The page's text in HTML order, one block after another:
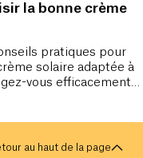
la bonne crème
pratiques pour
solaire adaptée à
vous efficacement
au haut de la page